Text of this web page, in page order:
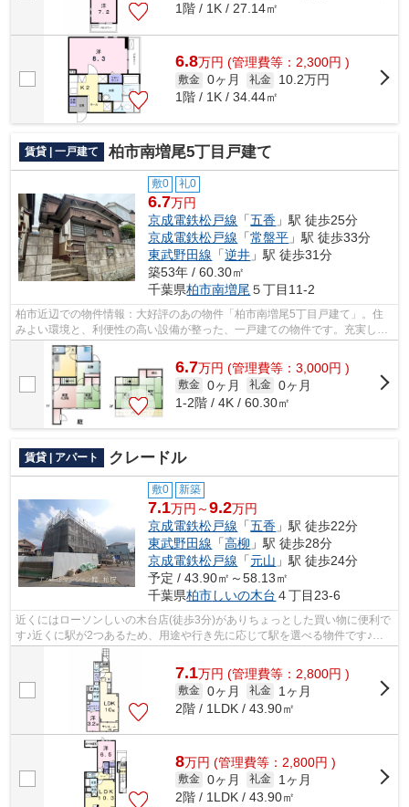
1階 / 1K / 27.14㎡
6.8万円 (管理費等：2,300円 )
敷金 0ヶ月 礼金
10.2万円
1階 / 1K / 34.44㎡
賃貸 | 一戸建て 柏市南増尾5丁目戸建て
敷0 礼0
6.7万円
京成電鉄松戸線 「五香 」駅 徒歩25分
京成電鉄松戸線 「常盤平 」駅 徒歩33分
東武野田線 「逆井 」駅 徒歩31分
築53年 / 60.30㎡
千葉県柏市南増尾５丁目11-2
柏市近辺での物件情報：大好評のあの物件「柏市南増尾5丁目戸建て」。住
みよい環境と、利便性の高い設備が整った、一戸建ての物件です。充実した
毎日を送るために、賃貸戸建てを探しま...
6.7万円 (管理費等：3,000円 )
敷金 0ヶ月 礼金 0ヶ月
1-2階 / 4K / 60.30㎡
賃貸 | アパート クレードル
敷0 新築
7.1万円～9.2万円
京成電鉄松戸線 「五香 」駅 徒歩22分
東武野田線 「高柳 」駅 徒歩28分
京成電鉄松戸線 「元山 」駅 徒歩24分
予定 / 43.90㎡～58.13㎡
千葉県柏市しいの木台 ４丁目23-6
近くにはローソンしいの木台店(徒歩3分)がありちょっとした買い物に便利で
す♪近くに駅が2つあるため、用途や行き先に応じて駅を選べる物件です♪空
気の入れ替えも簡単におこなえる通風...
7.1万円 (管理費等：2,800円 )
敷金 0ヶ月 礼金
1ヶ月
2階 / 1LDK / 43.90㎡
8万円 (管理費等：2,800円 )
敷金 0ヶ月 礼金
1ヶ月
2階 / 1LDK / 43.90㎡